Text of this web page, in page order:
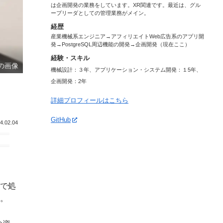
画像
処
は企画開発の業務をしています。XR関連です。最近は、グル
ープリーダとしての管理業務がメイン。
経歴
産業機械系エンジニア→アフィリエイトWeb広告系のアプリ開
発→PostgreSQL周辺機能の開発→企画開発（現在ここ）
経験・スキル
機械設計：３年、アプリケーション・システム開発：１5年、
企画開発：2年
詳細プロフィールはこちら
GitHub